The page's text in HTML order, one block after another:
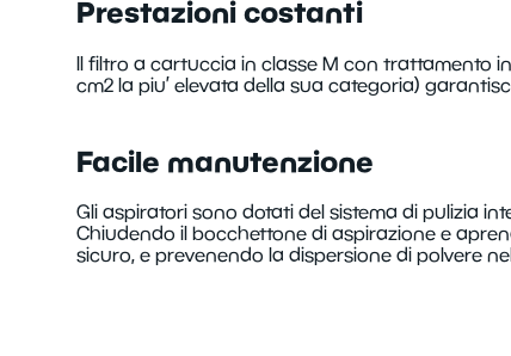
Prestazioni costanti
Il filtro a cartuccia in classe M con trattamento
cm2 la piu’ elevata della sua categoria)
Facile manutenzione
Gli aspiratori sono dotati del sistema di pulizia
Chiudendo il bocchettone di aspirazione e
sicuro, e prevenendo la dispersione di polvere